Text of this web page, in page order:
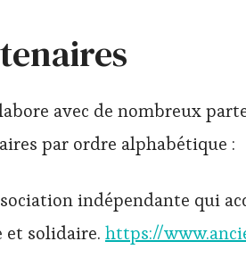
avec de nombreux
par ordre alphabétique :
indépendante qui
et solidaire. https://